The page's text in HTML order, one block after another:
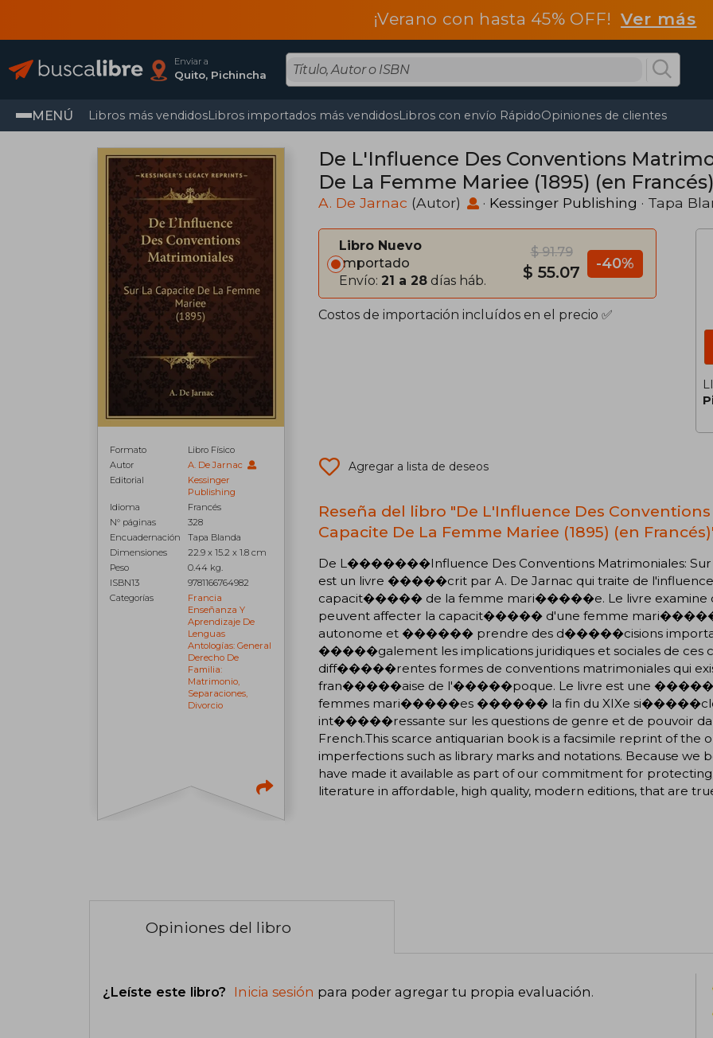
¡Verano con hasta 45% OFF!Ver más
Enviar a
Quito, Pichincha
MENÚ Libros más vendidosLibros importados más vendidosLibros con envío RápidoOpiniones de clientes
Formato
Libro Físico
Autor
A. De Jarnac
Editorial
Kessinger
Publishing
Idioma
Francés
N° páginas
328
Encuadernación
Tapa Blanda
Dimensiones
22.9 x 15.2 x 1.8 cm
Peso
0.44 kg.
ISBN13
9781166764982
Categorías
Francia
Enseñanza Y
Aprendizaje De
Lenguas
Antologías: General
Derecho De
Familia:
Matrimonio,
Separaciones,
Divorcio
De L'Influence Des Conventions
De La Femme Mariee (1895) (en Francés)
A. De Jarnac (Autor) · Kessinger Publishing · Tapa
Libro Nuevo
Importado
Envío: 21 a 28 días háb.
$ 91.79
$ 55.07 -40%
Costos de importación incluídos en el precio ✅
Agregar a lista de deseos
Reseña del libro "De L'Influence Des
Capacite De La Femme Mariee (1895) (en
De L�������Influence Des Conventions Matrimoniales: Sur
est un livre �����crit par A. De Jarnac qui traite de l'influence
capacit����� de la femme mari�����e. Le livre examine
peuvent affecter la capacit����� d'une femme
autonome et ������ prendre des d�����cisions
�����galement les implications juridiques et sociales de ces
diff�����rentes formes de conventions matrimoniales
fran�����aise de l'�����poque. Le livre est une
femmes mari�����es ������ la fin du XIXe si�����cle
int�����ressante sur les questions de genre et de pouvoir
French.This scarce antiquarian book is a facsimile reprint of the
imperfections such as library marks and notations. Because we
have made it available as part of our commitment for
literature in affordable, high quality, modern editions, that are
Opiniones del libro
¿Leíste este libro? Inicia sesión para poder agregar tu propia evaluación.